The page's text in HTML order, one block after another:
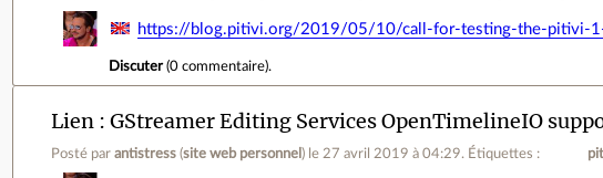
https://blog.pitivi.org/2019/05/10/call-for-testing-the-pitivi-
Discuter(0 commentaire).
Lien GStreamer Editing Services OpenTimelineIO
Posté parantistress (site web personnel ) le 27 avril 2019 à 04:29. Étiquettes :